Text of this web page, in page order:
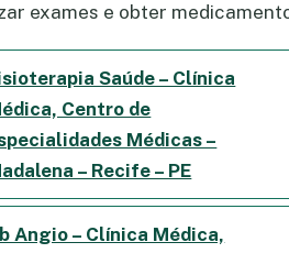
exames e obter
Saúde – Clínica
Centro de
Médicas –
– Recife – PE
Angio – Clínica Médica,